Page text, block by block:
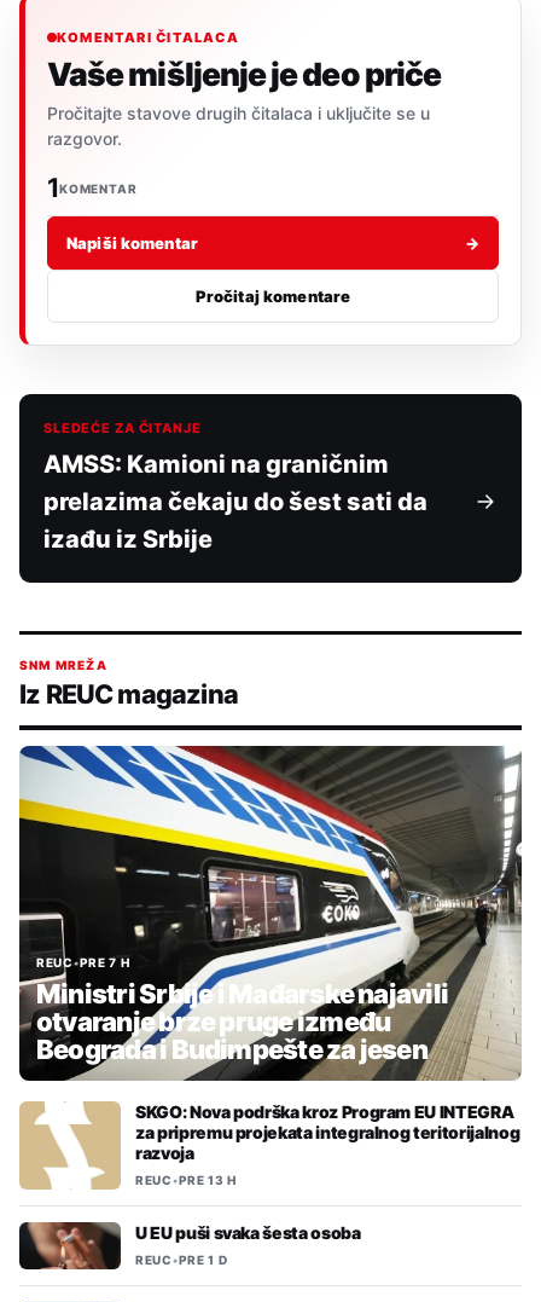
KOMENTARI ČITALACA
Vaše mišljenje je deo priče
Pročitajte stavove drugih čitalaca i uključite se u
razgovor.
1KOMENTAR
Napiši komentar →
Pročitaj komentare
SLEDEĆE ZA ČITANJE
AMSS: Kamioni na graničnim
prelazima čekaju do šest sati da
izađu iz Srbije
SNM MREŽA
Iz REUC magazina
REUC•PRE 7 H
Ministri Srbije i Mađarske najavili
otvaranje brze pruge između
Beograda i Budimpešte za jesen
SKGO: Nova podrška kroz Program EU INTEGRA
za pripremu projekata integralnog teritorijalnog
razvoja
REUC•PRE 13 H
U EU puši svaka šesta osoba
REUC•PRE 1 D